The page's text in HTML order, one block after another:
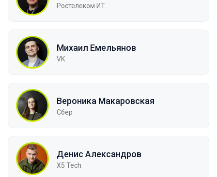
Ростелеком ИТ
Михаил Емельянов
VK
Вероника Макаровская
Сбер
Денис Александров
X5 Tech